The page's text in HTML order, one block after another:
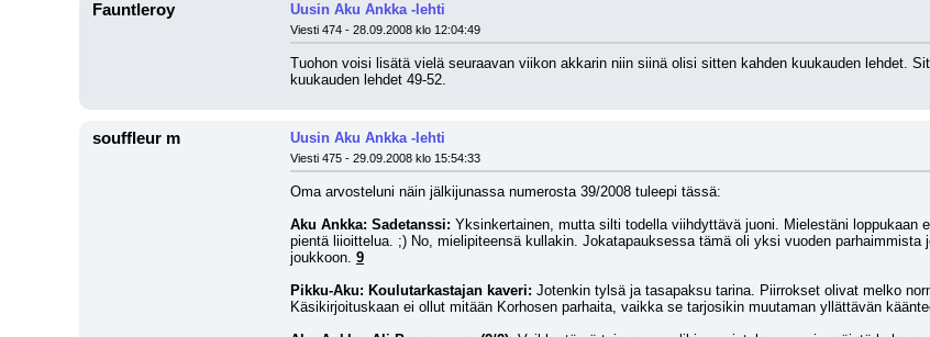
Fauntleroy Uusin Aku Ankka -lehti
Viesti 474 - 28.09.2008 klo 12:04:49
Tuohon voisi lisätä vielä seuraavan viikon akkarin niin siinä olisi sitten kahden kuukauden lehdet.
kuukauden lehdet 49-52.
souffleur m Uusin Aku Ankka -lehti
Viesti 475 - 29.09.2008 klo 15:54:33
Oma arvosteluni näin jälkijunassa numerosta 39/2008 tuleepi tässä:
Aku Ankka: Sadetanssi: Yksinkertainen, mutta silti todella viihdyttävä juoni. Mielestäni
pientä liioittelua. ;) No, mielipiteensä kullakin. Jokatapauksessa tämä oli yksi vuoden
joukkoon. 9
Pikku-Aku: Koulutarkastajan kaveri: Jotenkin tylsä ja tasapaksu tarina. Piirrokset olivat melko
Käsikirjoituskaan ei ollut mitään Korhosen parhaita, vaikka se tarjosikin muutaman yllättävän